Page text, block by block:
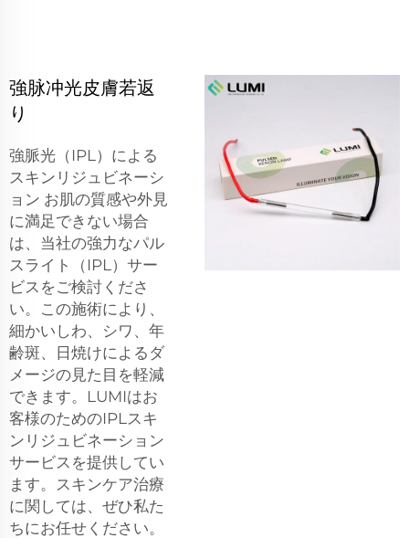
強脉冲光皮膚若返
り
強脈光（IPL）による
スキンリジュビネーシ
ョン お肌の質感や外見
に満足できない場合
は、当社の強力なパル
スライト（IPL）サー
ビスをご検討くださ
い。この施術により、
細かいしわ、シワ、年
齢斑、日焼けによるダ
メージの見た目を軽減
できます。LUMIはお
客様のためのIPLスキ
ンリジュビネーション
サービスを提供してい
ます。スキンケア治療
に関しては、ぜひ私た
ちにお任せください。